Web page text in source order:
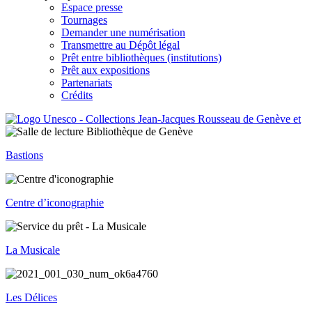
Espace presse
Tournages
Demander une numérisation
Transmettre au Dépôt légal
Prêt entre bibliothèques (institutions)
Prêt aux expositions
Partenariats
Crédits
Bastions
Centre d’iconographie
La Musicale
Les Délices